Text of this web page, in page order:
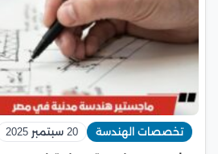
تخصصات الهندسة 20 سبتمبر 2025